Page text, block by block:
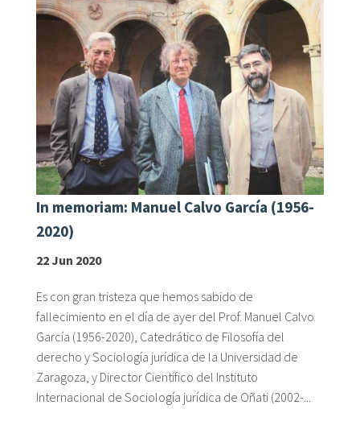
In memoriam: Manuel Calvo García (1956-
2020)
22 Jun 2020
Es con gran tristeza que hemos sabido de
fallecimiento en el día de ayer del Prof. Manuel Calvo
García (1956-2020), Catedrático de Filosofía del
derecho y Sociología jurídica de la Universidad de
Zaragoza, y Director Científico del Instituto
Internacional de Sociología jurídica de Oñati (2002-...